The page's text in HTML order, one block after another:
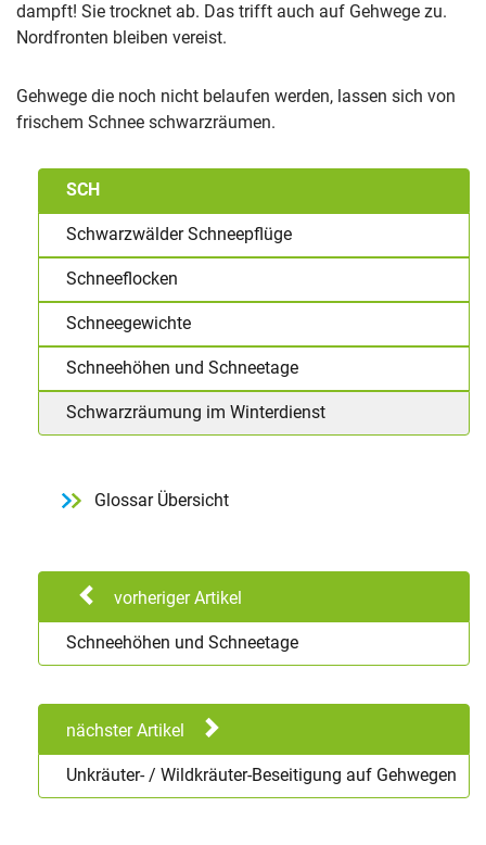
dampft! Sie trocknet ab. Das trifft auch auf Gehwege zu.
Nordfronten bleiben vereist.
Gehwege die noch nicht belaufen werden, lassen sich von
frischem Schnee schwarzräumen.
SCH
Schwarzwälder Schneepflüge
Schneeflocken
Schneegewichte
Schneehöhen und Schneetage
Schwarzräumung im Winterdienst
Glossar Übersicht
vorheriger Artikel
Schneehöhen und Schneetage
nächster Artikel
Unkräuter- / Wildkräuter-Beseitigung auf Gehwegen